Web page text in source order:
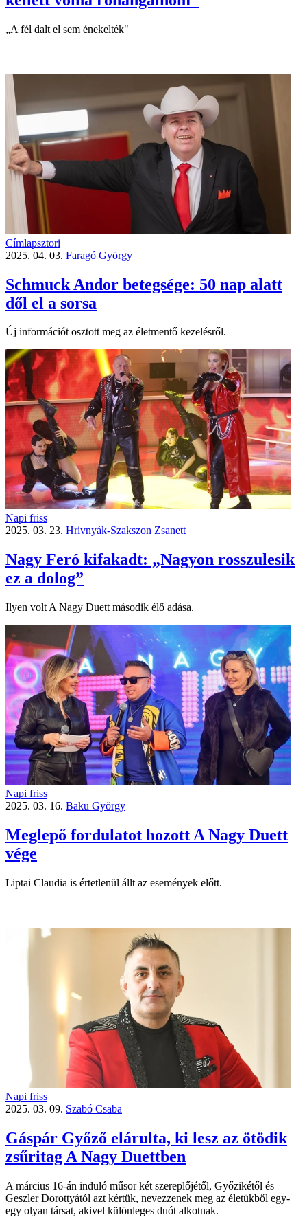
„A fél dalt el sem énekelték"
Címlapsztori
2025. 04. 03. Faragó György
Schmuck Andor betegsége: 50 nap alatt
dől el a sorsa
Új információt osztott meg az életmentő kezelésről.
Napi friss
2025. 03. 23. Hrivnyák-Szakszon Zsanett
Nagy Feró kifakadt: „Nagyon rosszulesik
ez a dolog”
Ilyen volt A Nagy Duett második élő adása.
Napi friss
2025. 03. 16. Baku György
Meglepő fordulatot hozott A Nagy Duett
vége
Liptai Claudia is értetlenül állt az események előtt.
Napi friss
2025. 03. 09. Szabó Csaba
Gáspár Győző elárulta, ki lesz az ötödik
zsűritag A Nagy Duettben
A március 16-án induló műsor két szereplőjétől, Győzikétől és
Geszler Dorottyától azt kértük, nevezzenek meg az életükből egy-
egy olyan társat, akivel különleges duót alkotnak.